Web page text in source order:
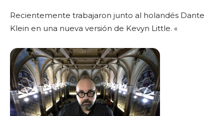
Recientemente trabajaron junto al holandés Dante
Klein en una nueva versión de Kevyn Little. «